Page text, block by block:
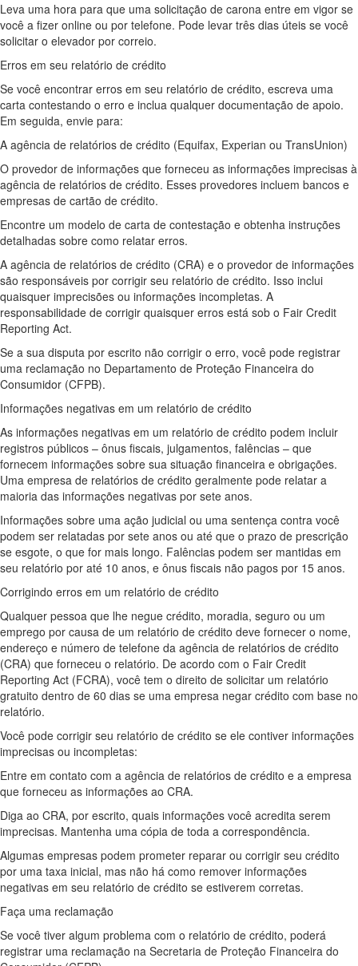
Leva uma hora para que uma solicitação de carona entre em vigor se
você a fizer online ou por telefone. Pode levar três dias úteis se você
solicitar o elevador por correio.
Erros em seu relatório de crédito
Se você encontrar erros em seu relatório de crédito, escreva uma
carta contestando o erro e inclua qualquer documentação de apoio.
Em seguida, envie para:
A agência de relatórios de crédito (Equifax, Experian ou TransUnion)
O provedor de informações que forneceu as informações imprecisas à
agência de relatórios de crédito. Esses provedores incluem bancos e
empresas de cartão de crédito.
Encontre um modelo de carta de contestação e obtenha instruções
detalhadas sobre como relatar erros.
A agência de relatórios de crédito (CRA) e o provedor de informações
são responsáveis ​​por corrigir seu relatório de crédito. Isso inclui
quaisquer imprecisões ou informações incompletas. A
responsabilidade de corrigir quaisquer erros está sob o Fair Credit
Reporting Act.
Se a sua disputa por escrito não corrigir o erro, você pode registrar
uma reclamação no Departamento de Proteção Financeira do
Consumidor (CFPB).
Informações negativas em um relatório de crédito
As informações negativas em um relatório de crédito podem incluir
registros públicos – ônus fiscais, julgamentos, falências – que
fornecem informações sobre sua situação financeira e obrigações.
Uma empresa de relatórios de crédito geralmente pode relatar a
maioria das informações negativas por sete anos.
Informações sobre uma ação judicial ou uma sentença contra você
podem ser relatadas por sete anos ou até que o prazo de prescrição
se esgote, o que for mais longo. Falências podem ser mantidas em
seu relatório por até 10 anos, e ônus fiscais não pagos por 15 anos.
Corrigindo erros em um relatório de crédito
Qualquer pessoa que lhe negue crédito, moradia, seguro ou um
emprego por causa de um relatório de crédito deve fornecer o nome,
endereço e número de telefone da agência de relatórios de crédito
(CRA) que forneceu o relatório. De acordo com o Fair Credit
Reporting Act (FCRA), você tem o direito de solicitar um relatório
gratuito dentro de 60 dias se uma empresa negar crédito com base no
relatório.
Você pode corrigir seu relatório de crédito se ele contiver informações
imprecisas ou incompletas:
Entre em contato com a agência de relatórios de crédito e a empresa
que forneceu as informações ao CRA.
Diga ao CRA, por escrito, quais informações você acredita serem
imprecisas. Mantenha uma cópia de toda a correspondência.
Algumas empresas podem prometer reparar ou corrigir seu crédito
por uma taxa inicial, mas não há como remover informações
negativas em seu relatório de crédito se estiverem corretas.
Faça uma reclamação
Se você tiver algum problema com o relatório de crédito, poderá
registrar uma reclamação na Secretaria de Proteção Financeira do